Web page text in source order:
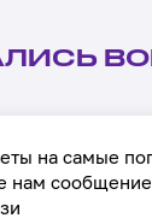
на самые
нам